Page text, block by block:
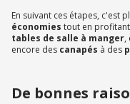
En suivant ces étapes, c'est
économies tout en
tables de salle à manger,
encore des canapés à des
De bonnes